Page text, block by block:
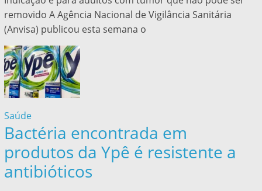
removido A Agência Nacional de Vigilância Sanitária
(Anvisa) publicou esta semana o
Saúde
Bactéria encontrada em
produtos da Ypê é resistente a
antibióticos